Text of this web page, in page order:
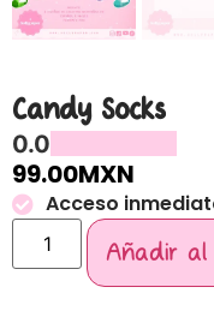
Candy Socks
0.0
99.00MXN
Acceso
Añadir